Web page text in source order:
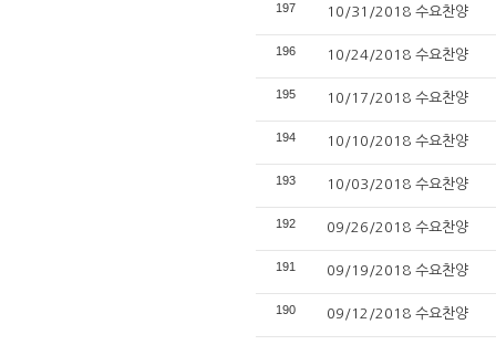
197 10/31/2018 수요찬양
196 10/24/2018 수요찬양
195 10/17/2018 수요찬양
194 10/10/2018 수요찬양
193 10/03/2018 수요찬양
192 09/26/2018 수요찬양
191 09/19/2018 수요찬양
190 09/12/2018 수요찬양